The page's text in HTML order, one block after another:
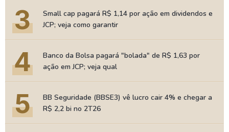
3
Small cap pagará R$ 1,14 por ação em dividendos e
JCP; veja como garantir
4
Banco da Bolsa pagará "bolada" de R$ 1,63 por
ação em JCP; veja qual
5
BB Seguridade (BBSE3) vê lucro cair 4% e chegar a
R$ 2,2 bi no 2T26